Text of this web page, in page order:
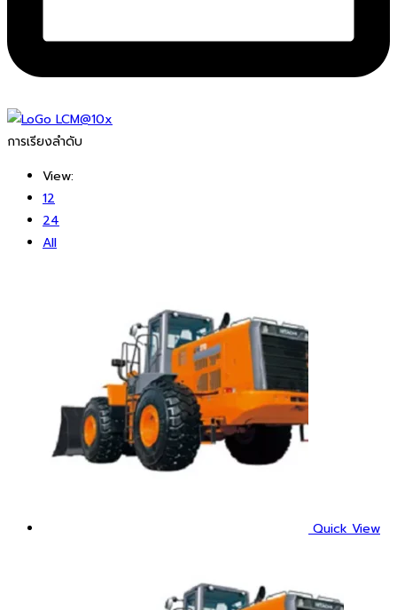
การเรียงลำดับ
View:
12
24
All
Quick View